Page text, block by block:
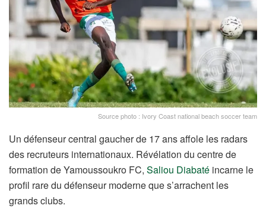
Source photo : Ivory Coast national beach soccer team
Un défenseur central gaucher de 17 ans affole les radars
des recruteurs internationaux. Révélation du centre de
formation de Yamoussoukro FC, Saliou Diabaté incarne le
profil rare du défenseur moderne que s’arrachent les
grands clubs.